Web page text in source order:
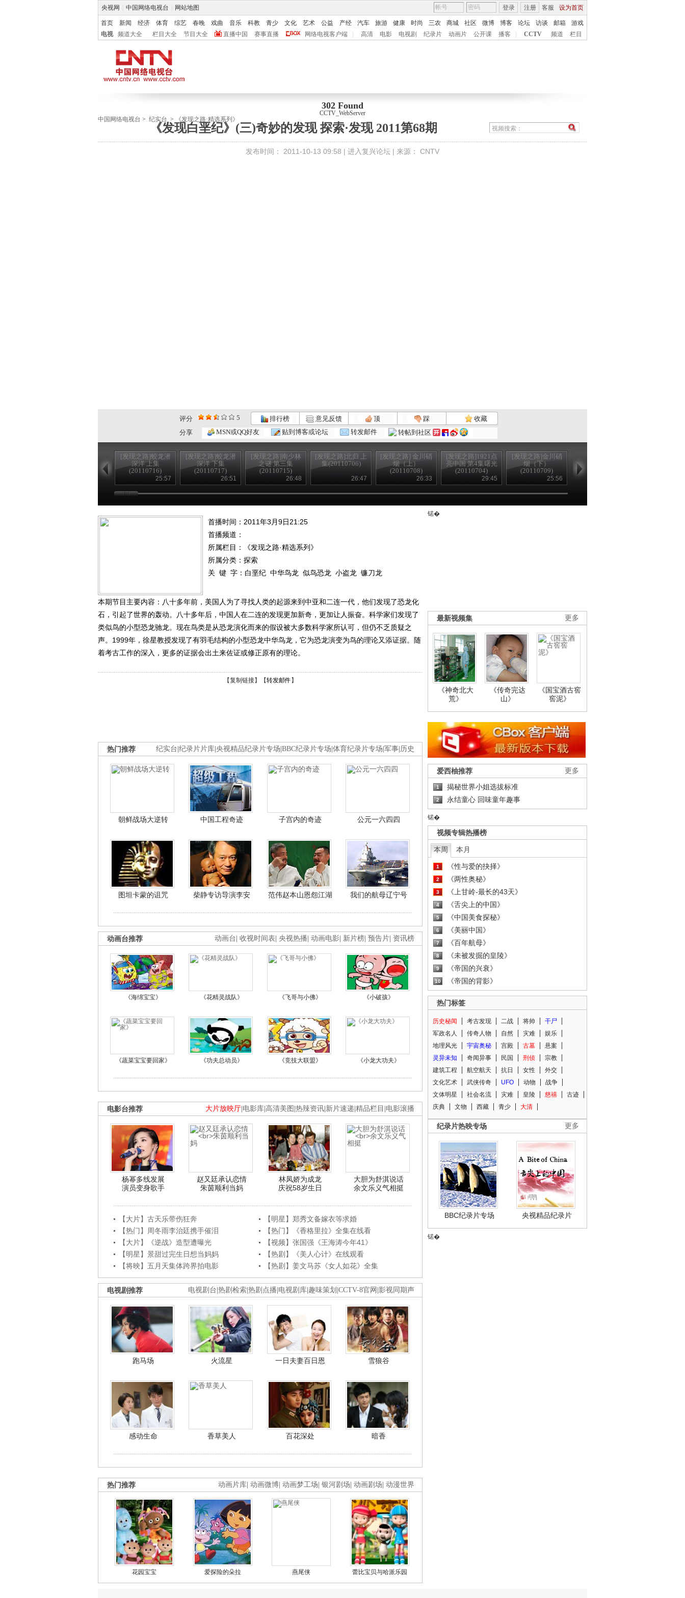
央视网 中国网络电视台 网站地图 客服 设为首页
登录 注册
首页 新闻 经济 体育 综艺 春晚 戏曲 音乐 科教 青少 文化 艺术 公益 产经 汽车 旅游 健康 时尚 三农 商城 社区 微博 博客 论坛 访谈 邮箱
游戏
电视
频道大全 栏目大全 节目大全 直播中国 赛事直播 网络电视客户端 高清 电影 电视剧 纪录片 动画片 公开课 播客 CCTV 频道 栏目
302 Found
CCTV_WebServer
中国网络电视台 > 纪实台 > 《发现之路·精选系列》
《发现白垩纪》(三)奇妙的发现 探索·发现 2011第68期
发布时间： 2011-10-13 09:58 | 进入复兴论坛 | 来源： CNTV
评分 5 排行榜 意见反馈 顶 踩
收藏
分享
MSN或QQ好友 贴到博客或论坛 转发邮件 转帖到社区
[发现之路]蛟龙潜
深洋 上集
(20110716)
25:57
[发现之路]蛟龙潜
深洋 下集
(20110717)
26:51
[发现之路]南少林
之谜 第三集
(20110715)
26:48
[发现之路]北归 上
集(20110706)
26:47
[发现之路] 金川硝
烟（上）
(20110708)
26:33
[发现之路]1921点
亮中国 第4集曙光
(20110704)
29:45
[发现之路]金川硝
烟（下）
(20110709)
25:56
踪 上(20110711)
首播时间：2011年3月9日21:25
首播频道：
所属栏目：
《发现之路·精选系列》
所属分类：探索
关 键 字： 白垩纪 中华鸟龙 似鸟恐龙 小盗龙 镰刀龙
本期节目主要内容：八十多年前，美国人为了寻找人类的起源来到中亚和二连一代，他们发现了恐龙化
石，引起了世界的轰动。八十多年后，中国人在二连的发现更加新奇，更加让人振奋。科学家们发现了
类似鸟的小型恐龙驰龙。现在鸟类是从恐龙演化而来的假设被大多数科学家所认可，但仍不乏质疑之
声。1999年，徐星教授发现了有羽毛结构的小型恐龙中华鸟龙，它为恐龙演变为鸟的理论又添证据。随
着考古工作的深入，更多的证据会出土来佐证或修正原有的理论。
【复制链接】【转发邮件 】
纪实台 纪录片片库 央视精品纪录片专场 BBC纪录片专场 体育纪录片专场 军事 历史
热门推荐
朝鲜战场大逆转 中国工程奇迹 子宫内的奇迹 公元一六四四
图坦卡蒙的诅咒 柴静专访导演李安 范伟赵本山恩怨江湖 我们的航母辽宁号
动画台 收视时间表 央视热播 动画电影 新片榜 预告片 资讯榜
动画台推荐
《海绵宝宝》 《花精灵战队》 《飞哥与小佛》 《小破孩》
《蔬菜宝宝要回家》 《功夫总动员》 《竞技大联盟》 《小龙大功夫》
大片放映厅 电影库 高清美图 热辣资讯 新片速递 精品栏目 电影滚播
电影台推荐
杨幂多线发展
演员变身歌手
赵又廷承认恋情
朱茵顺利当妈
林凤娇为成龙
庆祝58岁生日
大胆为舒淇说话
余文乐义气相挺
【大片】古天乐带伤狂奔
【明星】郑秀文备嫁衣等求婚
【热门】周冬雨李治廷携手催泪
【热门】《香格里拉》全集在线看
【大片】《逆战》造型遭曝光
【视频】张国强《王海涛今年41》
【明星】景甜过完生日想当妈妈
【热剧】《美人心计》在线观看
【将映】五月天集体跨界拍电影
【热剧】姜文马苏《女人如花》全集
电视剧台 热剧检索 热剧点播 电视剧库 趣味策划 CCTV-8官网 影视同期声
电视剧推荐
跑马场 火流星 一日夫妻百日恩 雪狼谷
感动生命 香草美人 百花深处 暗香
动画片库 动画微博 动画梦工场 银河剧场 动画剧场 动漫世界
热门推荐
花园宝宝 爱探险的朵拉 燕尾侠 蕾比宝贝与哈派乐园
锘�
更多
最新视频集
《神奇北大
荒》
《传奇完达
山》
《国宝酒古窖
窖泥》
更多
爱西柚推荐
1 揭秘世界小姐选拔标准
2 永结童心 回味童年趣事
锘�
视频专辑热播榜
本周 本月
1 《性与爱的抉择》
2 《两性奥秘》
3 《上甘岭-最长的43天》
4 《舌尖上的中国》
5 《中国美食探秘》
6 《美丽中国》
7 《百年航母》
8 《未被发掘的皇陵》
9 《帝国的兴衰》
10 《帝国的背影》
热门标签
历史秘闻 考古发现 二战 将帅
干尸
军政名人
传奇人物 自然 灾难
娱乐
地理风光
宇宙奥秘 宫殿 古墓
悬案
灵异未知
奇闻异事 民国 刑侦
宗教
建筑工程
航空航天 抗日 女性
外交
文化艺术
武侠传奇 UFO 动物
战争
文体明星
社会名流 灾难 皇陵 慈禧
古迹
庆典
文物 西藏 青少 大清
更多
纪录片热映专场
BBC纪录片专场 央视精品纪录片
锘�